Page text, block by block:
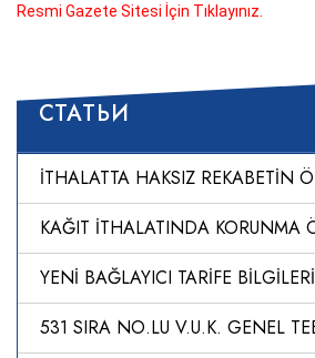
СТАТЬИ
YENİ BAĞLAYICI TARİFE BİLGİLERİ
Resmi Gazete Sitesi İçin Tıklayınız.